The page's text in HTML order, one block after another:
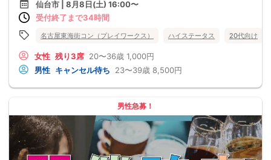
仙台市 | 8月8日(土) 16:00〜
受付終了まで34時間
名古屋東海街コン（プレイワークス） ハイステータス 20代向け
女性 残り3席 20〜36歳 1,000円
男性 キャンセル待ち 23〜39歳 8,500円
男性急募！